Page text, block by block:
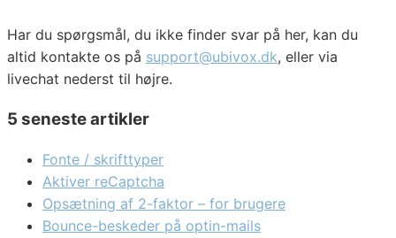
Har du spørgsmål, du ikke finder svar på her, kan du
altid kontakte os på support@ubivox.dk, eller via
livechat nederst til højre.
5 seneste artikler
Fonte / skrifttyper
Aktiver reCaptcha
Opsætning af 2-faktor – for brugere
Bounce-beskeder på optin-mails